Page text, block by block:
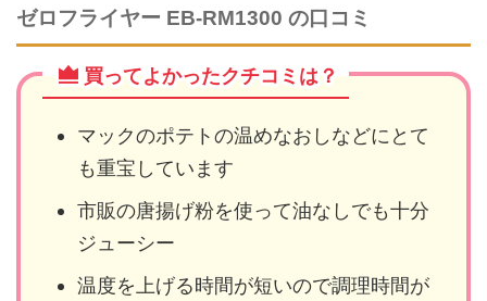
ゼロフライヤー EB-RM1300 の口コミ
買ってよかったクチコミは？
マックのポテトの温めなおしなどにとて
も重宝しています
市販の唐揚げ粉を使って油なしでも十分
ジューシー
温度を上げる時間が短いので調理時間が